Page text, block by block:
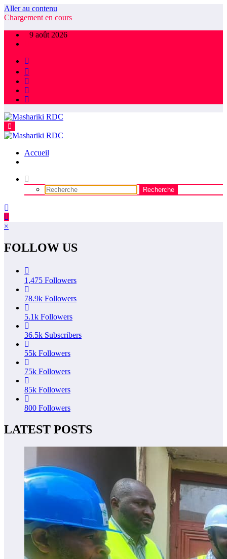
Aller au contenu
Chargement en cours
9 août 2026
Accueil
×
FOLLOW US
1,475 Followers
78.9k Followers
5.1k Followers
36.5k Subscribers
55k Followers
75k Followers
85k Followers
800 Followers
LATEST POSTS